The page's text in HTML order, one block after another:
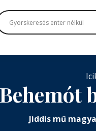
Behemót
Jiddis mű